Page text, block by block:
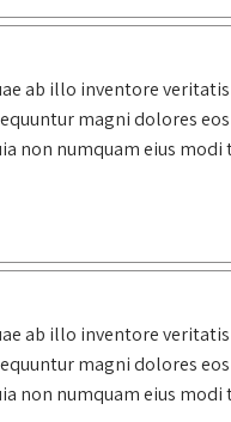
ab illo inventore
magni dolores
non numquam eius modi
ab illo inventore
magni dolores
non numquam eius modi